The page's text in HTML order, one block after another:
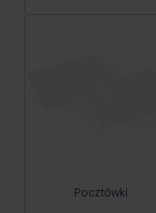
Pocztówki